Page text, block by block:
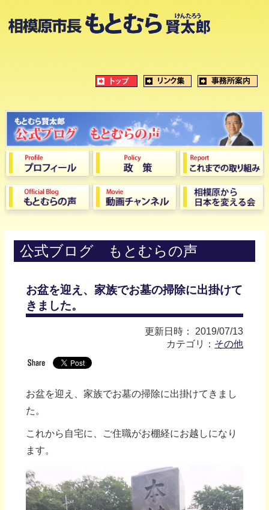
公式ブログ もとむらの声
お盆を迎え、家族でお墓の掃除に出掛けて
きました。
更新日時： 2019/07/13
カテゴリ： その他
お盆を迎え、家族でお墓の掃除に出掛けてきまし
た。
これから自宅に、ご住職がお棚経にお越しになり
ます。